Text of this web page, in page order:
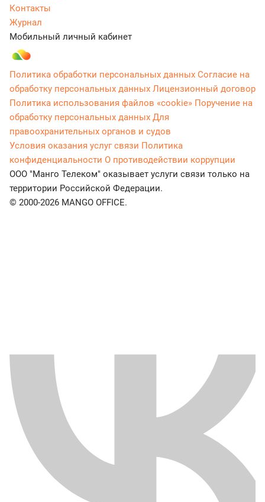
Контакты
Журнал
Мобильный личный кабинет
Политика обработки персональных данных Согласие на
обработку персональных данных Лицензионный договор
Политика использования файлов «cookie» Поручение на
обработку персональных данных Для
правоохранительных органов и судов
Условия оказания услуг связи Политика
конфиденциальности О противодействии коррупции
ООО "Манго Телеком" оказывает услуги связи только на
территории Российской Федерации.
© 2000-2026 MANGO OFFICE.